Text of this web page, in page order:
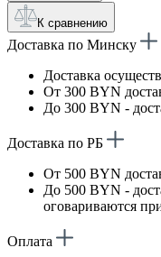
К сравнению
Доставка по Минску
Доставка
От 300 BYN
До 300 BYN -
Доставка по РБ
От 500 BYN
До 500 BYN -
оговариваются
Оплата